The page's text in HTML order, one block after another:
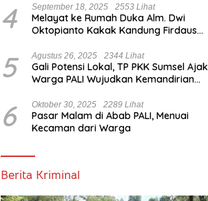
4 September 18, 2025 2553 Lihat
Melayat ke Rumah Duka Alm. Dwi
Oktopianto Kakak Kandung Firdaus
Turut Berduka Cita.
5 Agustus 26, 2025 2344 Lihat
Gali Potensi Lokal, TP PKK Sumsel Ajak
Warga PALI Wujudkan Kemandirian
6 Oktober 30, 2025 2289 Lihat
Pasar Malam di Abab PALI, Menuai
Kecaman dari Warga
Berita Kriminal